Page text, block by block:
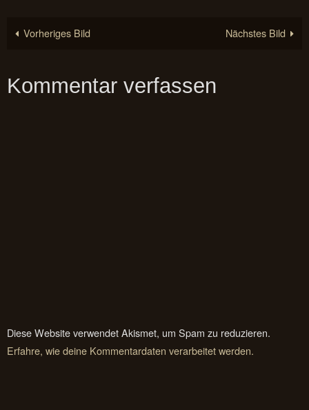
Vorheriges Bild Nächstes Bild
Kommentar verfassen
Diese Website verwendet Akismet, um Spam zu reduzieren.
Erfahre, wie deine Kommentardaten verarbeitet werden.